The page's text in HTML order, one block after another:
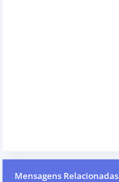
Mensagens Relacionadas